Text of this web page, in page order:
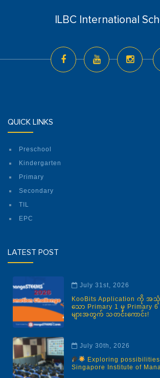
ILBC International
QUICK LINKS
Preschool
Kindergarten
Primary
Secondary
TIL
EPC
LATEST POST
July 31st, 2026
KooBits Application ကို အ
သော Primary 1 မှ Primary
များအတွက် သတင်းကောင်း!
July 30th, 2026
Exploring
Singapore Institute of